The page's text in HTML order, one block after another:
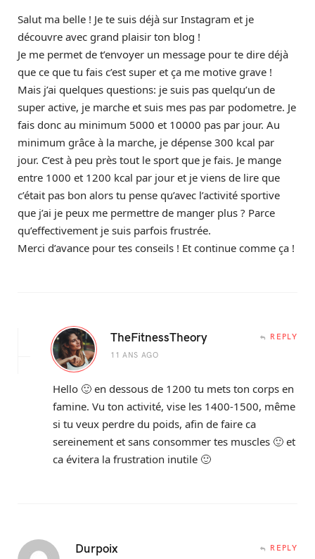
Salut ma belle ! Je te suis déjà sur Instagram et je
découvre avec grand plaisir ton blog !
Je me permet de t’envoyer un message pour te dire déjà
que ce que tu fais c’est super et ça me motive grave !
Mais j’ai quelques questions: je suis pas quelqu’un de
super active, je marche et suis mes pas par podometre. Je
fais donc au minimum 5000 et 10000 pas par jour. Au
minimum grâce à la marche, je dépense 300 kcal par
jour. C’est à peu près tout le sport que je fais. Je mange
entre 1000 et 1200 kcal par jour et je viens de lire que
c’était pas bon alors tu pense qu’avec l’activité sportive
que j’ai je peux me permettre de manger plus ? Parce
qu’effectivement je suis parfois frustrée.
Merci d’avance pour tes conseils ! Et continue comme ça !
TheFitnessTheory
11 ANS AGO
REPLY
Hello 🙂 en dessous de 1200 tu mets ton corps en
famine. Vu ton activité, vise les 1400-1500, même
si tu veux perdre du poids, afin de faire ca
sereinement et sans consommer tes muscles 🙂 et
ca évitera la frustration inutile 🙂
Durpoix REPLY